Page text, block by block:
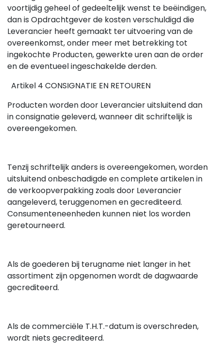
voortijdig geheel of gedeeltelijk wenst te beëindigen,
dan is Opdrachtgever de kosten verschuldigd die
Leverancier heeft gemaakt ter uitvoering van de
overeenkomst, onder meer met betrekking tot
ingekochte Producten, gewerkte uren aan de order
en de eventueel ingeschakelde derden.
Artikel 4 CONSIGNATIE EN RETOUREN
Producten worden door Leverancier uitsluitend dan
in consignatie geleverd, wanneer dit schriftelijk is
overeengekomen.
Tenzij schriftelijk anders is overeengekomen, worden
uitsluitend onbeschadigde en complete artikelen in
de verkoopverpakking zoals door Leverancier
aangeleverd, teruggenomen en gecrediteerd.
Consumenteneenheden kunnen niet los worden
geretourneerd.
Als de goederen bij terugname niet langer in het
assortiment zijn opgenomen wordt de dagwaarde
gecrediteerd.
Als de commerciële T.H.T.-datum is overschreden,
wordt niets gecrediteerd.